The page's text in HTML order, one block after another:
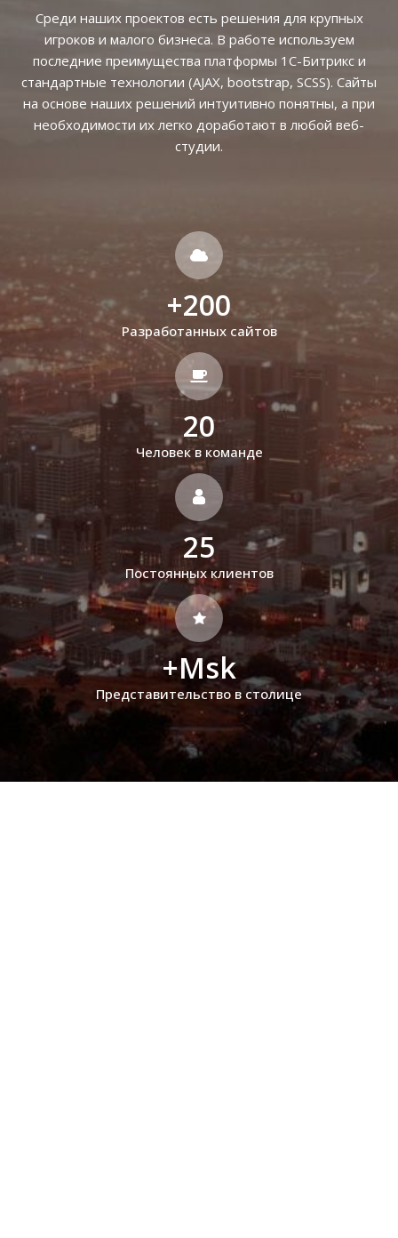
Среди наших проектов есть решения для крупных
игроков и малого бизнеса. В работе используем
последние преимущества платформы 1С-Битрикс и
стандартные технологии (AJAX, bootstrap, SCSS). Сайты
на основе наших решений интуитивно понятны, а при
необходимости их легко доработают в любой веб-
студии.
+200
Разработанных сайтов
20
Человек в команде
25
Постоянных клиентов
+Msk
Представительство в столице